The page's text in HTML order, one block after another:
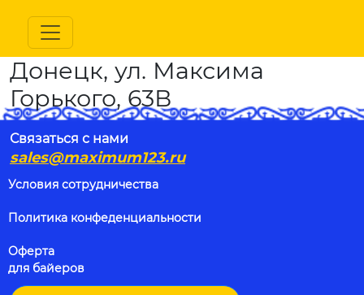
Донецк, ул. Максима
Горького, 63В
Связаться с нами
sales@maximum123.ru
Условия сотрудничества
Политика конфеденциальности
Оферта
для байеров